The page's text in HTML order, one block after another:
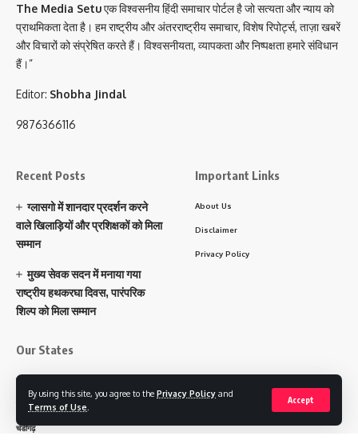
By using this site, you agree to the Privacy Policy and
Terms of Use
Accept
The Media Setuएक विश्वसनीय हिंदी समाचार पोर्टल है जो सत्यता और न्याय को
प्राथमिकता देता है। हम राष्ट्रीय और अंतरराष्ट्रीय समाचार, विशेष रिपोर्ट्स, ताज़ा खबरें
और विचारों को संप्रेषित करते हैं। विश्वसनीयता, व्यापकता और निष्पक्षता हमारे संविधान
हैं।”
Editor: Shobha Jindal
9876366116
Recent Posts
ग्लासगो में शानदार प्रदर्शन करने
वाले खिलाड़ियों और प्रशिक्षकों को मिला
सम्मान
मुख्य सेवक सदन में मनाया गया
राष्ट्रीय हथकरघा दिवस, पारंपरिक
शिल्प को मिला सम्मान
Important Links
About Us
Disclaimer
Privacy Policy
Our States
पंजाब
हरियाणा
चंडीगढ़